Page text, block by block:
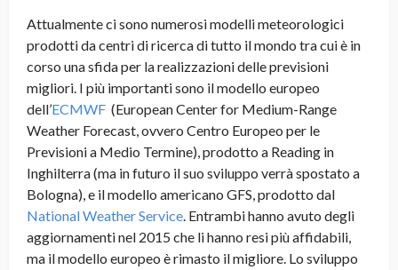
Attualmente ci sono numerosi modelli meteorologici
prodotti da centri di ricerca di tutto il mondo tra cui è in
corso una sfida per la realizzazioni delle previsioni
migliori. I più importanti sono il modello europeo
dell’ECMWF (European Center for Medium-Range
Weather Forecast, ovvero Centro Europeo per le
Previsioni a Medio Termine), prodotto a Reading in
Inghilterra (ma in futuro il suo sviluppo verrà spostato a
Bologna), e il modello americano GFS, prodotto dal
National Weather Service. Entrambi hanno avuto degli
aggiornamenti nel 2015 che li hanno resi più affidabili,
ma il modello europeo è rimasto il migliore. Lo sviluppo